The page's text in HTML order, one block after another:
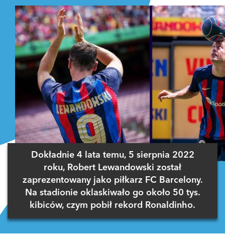
Dokładnie 4 lata temu, 5 sierpnia 2022
roku, Robert Lewandowski został
zaprezentowany jako piłkarz FC Barcelony.
Na stadionie oklaskiwało go około 50 tys.
kibiców, czym pobił rekord Ronaldinho.